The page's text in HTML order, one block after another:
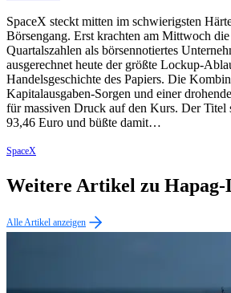
SpaceX steckt mitten im schwierigsten
Börsengang. Erst krachten am Mittwoch
Quartalszahlen als börsennotiertes
ausgerechnet heute der größte Lockup-
Handelsgeschichte des Papiers. Die
Kapitalausgaben-Sorgen und einer
für massiven Druck auf den Kurs. Der Titel
93,46 Euro und büßte damit…
SpaceX
Weitere Artikel zu
Alle Artikel anzeigen